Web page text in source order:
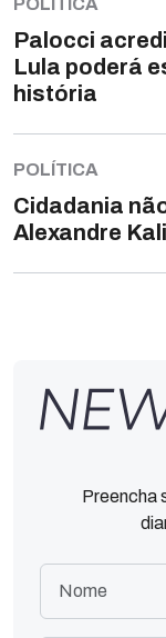
POLÍTICA
Palocci
Lula poderá
história
POLÍTICA
Cidadania
Alexandre
Preencha